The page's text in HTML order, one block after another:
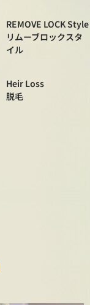
REMOVE LOCK Style
リムーブロックスタ
イル
Heir Loss
脱毛